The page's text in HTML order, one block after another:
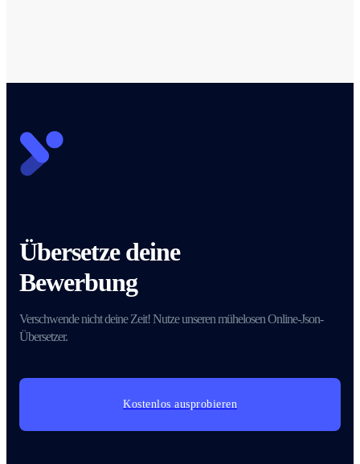
Übersetze deine
Bewerbung
Verschwende nicht deine Zeit! Nutze unseren mühelosen Online-Json-
Übersetzer.
Kostenlos ausprobieren